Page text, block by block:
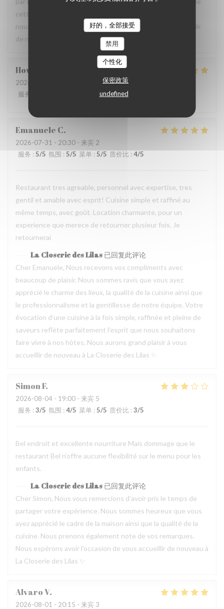
好的，全部接受
禁用
个性化
保密政策
undefined
cette expérience a contribué à la réussite de votre repas
nous fait très plaisir. Nous serons heureux de vous accueillir
de nouveau à La Closerie des Lilas ✨
Howard
2026-07-31
服务
5/5 质价比
Emanuele C
2026-07-31 - 20:30 - 来宾 2
服务 : 5/5 氛围 : 5/5 菜单 : 5/5 质价比 : 4/5
Restaurant tres agreable, personnel avec expertise, tres
gentil et amable avec esprit! Cuisine simple et raffiné au
même temps, avec goût. Location charmante, pour un
experience que merece de retourner plusieur fois. Je
retournerai
La Closerie des Lilas 已回复此评论
Cher Emanuele, Nous recevons vos compliments avec
beaucoup de plaisir. Nous sommes ravis que vous ayez
apprécié le charme des lieux, la qualité de la cuisine ainsi que
le professionnalisme et la gentillesse de notre équipe. Votre
évocation d’une cuisine à la fois simple, raffinée et pleine de
saveurs reflète parfaitement l’esprit que nous souhaitons
faire vivre à nos hôtes. Nous aurons grand plaisir à vous
accueillir de nouveau à La Closerie des Lilas ✨
SimonF
2026-08-04 - 19:00 - 来宾 5
服务 : 3/5 氛围 : 4/5 菜单 : 5/5 质价比 : 3/5
Bel endroit et excellente nourriture Mais dommage que le
restaurant Bel n’offre aucune flexibilité sur le menu pour les
enfants.
La Closerie des Lilas 已回复此评论
Cher Simon, Nous vous remercions d’avoir pris le temps de
partager votre expérience. Nous sommes heureux que vous
ayez apprécié le cadre de la maison ainsi que la qualité de la
cuisine. Nous prenons également note de vos remarques.
Nous espérons avoir l’occasion de vous accueillir de nouveau à
La Closerie des Lilas ✨
AlvaroV
2026-08-01 - 20:15 - 来宾 3